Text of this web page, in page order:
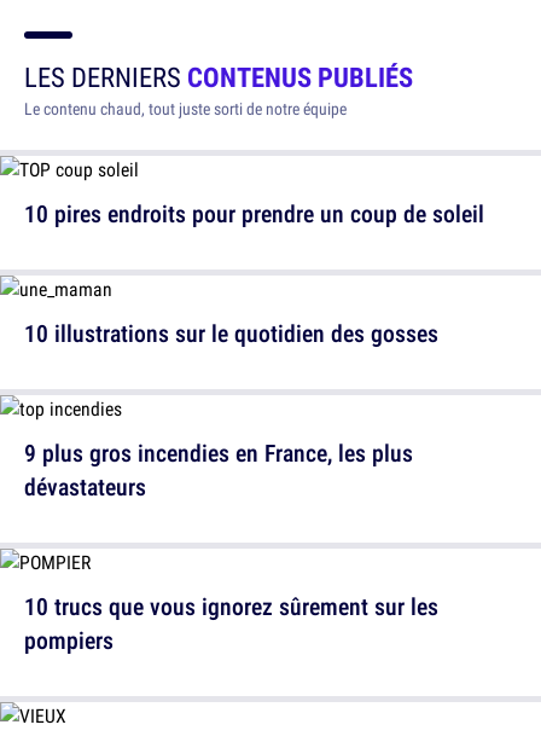
LES DERNIERS CONTENUS PUBLIÉS
Le contenu chaud, tout juste sorti de notre équipe
10 pires endroits pour prendre un coup de soleil
9 plus gros incendies en France, les plus
dévastateurs
10 illustrations sur le quotidien des gosses
10 trucs que vous ignorez sûrement sur les
pompiers